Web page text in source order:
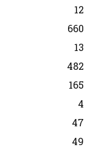
12
660
13
482
165
4
47
49